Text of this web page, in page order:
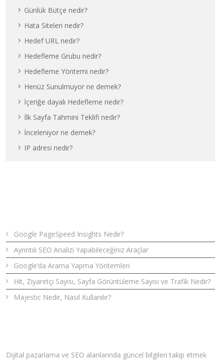
Günlük Bütçe nedir?
Hata Siteleri nedir?
Hedef URL nedir?
Hedefleme Grubu nedir?
Hedefleme Yöntemi nedir?
Henüz Sunulmuyor ne demek?
İçeriğe dayalı Hedefleme nedir?
İlk Sayfa Tahmini Teklifi nedir?
İnceleniyor ne demek?
IP adresi nedir?
Google PageSpeed Insights Nedir?
Ayrıntılı SEO Analizi Yapabileceğiniz Araçlar
Google’da Arama Yapma Yöntemleri
Hit, Ziyaretçi Sayısı, Sayfa Görüntüleme Sayısı ve Trafik Nedir?
Majestic Nedir, Nasıl Kullanılır?
Dijital pazarlama ve SEO alanlarında güncel bilgileri takip etmek